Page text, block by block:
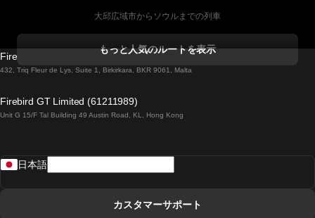
大邱広域市からソウルまでの列車
ダブリンからゴールウェイまでの列車
ローマからナポリまでの列車
もっと人気のルートを表示
Firebird GT Limited (OC 1451)
432, Triq Fleur de Lys, Suite 1, Birkirkara, BKR 9061, Malta
Firebird GT Limited (61211989)
Unit G 15/F Tal Building 49 Austin Road, KL, Hong Kong
日本語
カスタマーサポート